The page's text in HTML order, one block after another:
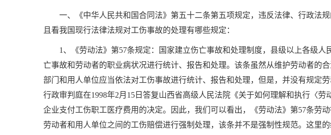
一、《中华人民共和国合同法》第五十二条第五项规定，违反法律、行政法
且看我国现行法律法规对工伤事故的处理有哪些规定：
1 、《劳动法》第57条规定：国家建立伤亡事故和处理制度，县级以上各级
亡事故和劳动者的职业病状况进行统计、报告和处理。该条虽然从维护劳动者的
部门和用人单位应当依法对工伤事故进行统计、报告和处理，但是，并没有规定
行政审判庭在1998年2月 15 日答复山西省高级人民法院《关于如何理解和执行〈
企业支付工伤职工医疗费用的决定。因此，我们可以看出，《劳动法》第57条劳
劳动者和用人单位之间的工伤赔偿进行强制处理，该条并不是强制性规范。这里